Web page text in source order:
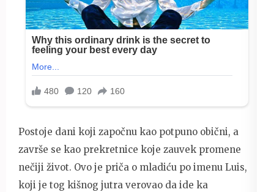
Postoje dani koji započnu kao potpuno obični, a
završe se kao prekretnice koje zauvek promene
nečiji život. Ovo je priča o mladiću po imenu Luis,
koji je tog kišnog jutra verovao da ide ka